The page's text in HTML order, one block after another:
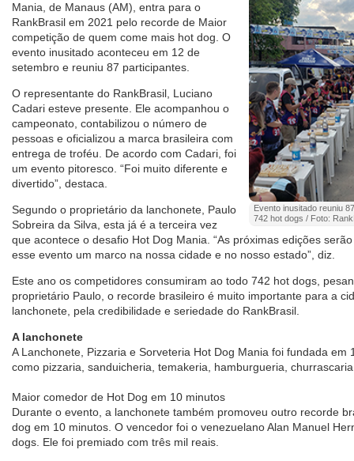
Evento inusitado reuniu
742 hot dogs / Foto:
Mania, de Manaus (AM), entra para o
RankBrasil em 2021 pelo recorde de Maior
competição de quem come mais hot dog. O
evento inusitado aconteceu em 12 de
setembro e reuniu 87 participantes.
O representante do RankBrasil, Luciano
Cadari esteve presente. Ele acompanhou o
campeonato, contabilizou o número de
pessoas e oficializou a marca brasileira com
entrega de troféu. De acordo com Cadari, foi
um evento pitoresco. “Foi muito diferente e
divertido”, destaca.
Segundo o proprietário da lanchonete, Paulo
Sobreira da Silva, esta já é a terceira vez
que acontece o desafio Hot Dog Mania. “As próximas edições
esse evento um marco na nossa cidade e no nosso estado”, diz.
Este ano os competidores consumiram ao todo 742 hot dogs,
proprietário Paulo, o recorde brasileiro é muito importante para a
lanchonete, pela credibilidade e seriedade do RankBrasil.
A lanchonete
A Lanchonete, Pizzaria e Sorveteria Hot Dog Mania foi fundada em
como pizzaria, sanduicheria, temakeria, hamburgueria,
Maior comedor de Hot Dog em 10 minutos
Durante o evento, a lanchonete também promoveu outro recorde
dog em 10 minutos. O vencedor foi o venezuelano Alan Manuel
dogs. Ele foi premiado com três mil reais.